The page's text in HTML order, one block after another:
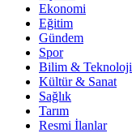
Ekonomi
Eğitim
Gündem
Spor
Bilim & Teknoloji
Kültür & Sanat
Sağlık
Tarım
Resmi İlanlar